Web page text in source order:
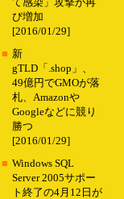
て感染」攻撃が再
び増加
[2016/01/29]
■ 新
gTLD「.shop」、
49億円でGMOが落
札、Amazonや
Googleなどに競り
勝つ
[2016/01/29]
■ Windows SQL
Server 2005サポー
ト終了の4月12日が